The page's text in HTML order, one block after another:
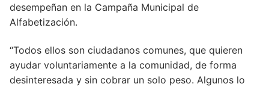
desempeñan en la Campaña Municipal de
Alfabetización.
“Todos ellos son ciudadanos comunes, que quieren
ayudar voluntariamente a la comunidad, de forma
desinteresada y sin cobrar un solo peso. Algunos lo